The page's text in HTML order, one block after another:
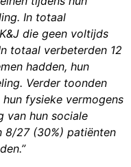
In totaal
die geen voltijds
totaal verbeterden 12
hadden, hun
Verder toonden
fysieke vermogens
van hun sociale
8/27 (30%) patiënten